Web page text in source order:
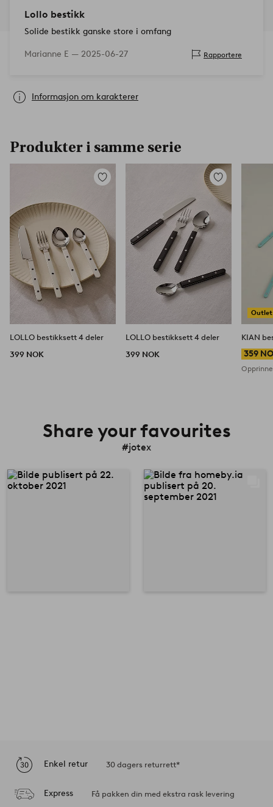
Lollo bestikk
Solide bestikk ganske store i omfang
Marianne E — 2025-06-27 Rapportere
Informasjon om karakterer
Produkter i samme serie
Legg
LOLLO bestikksett 4 deler
399 NOK
Legg
til
favoritter
LOLLO bestikksett 4 deler
399 NOK
Outlet
KIAN
359
Share your favourites
#jotex
Enkel retur 30 dagers returrett*
Express Få pakken din med ekstra rask levering